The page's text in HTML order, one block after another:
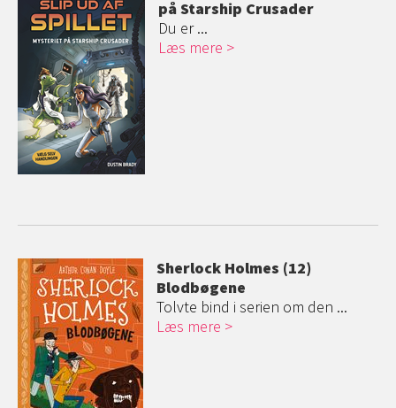
på Starship Crusader
Du er ...
Læs mere
Sherlock Holmes (12)
Blodbøgene
Tolvte bind i serien om den ...
Læs mere